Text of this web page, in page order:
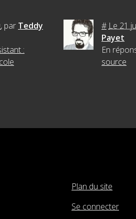
, par Teddy
:
# Le 21
Payet
En
source
Plan du site
Se connecter